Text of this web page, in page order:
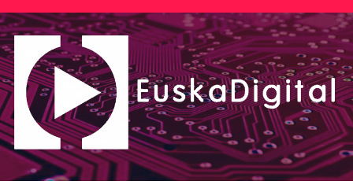
Saltar
al
contenido